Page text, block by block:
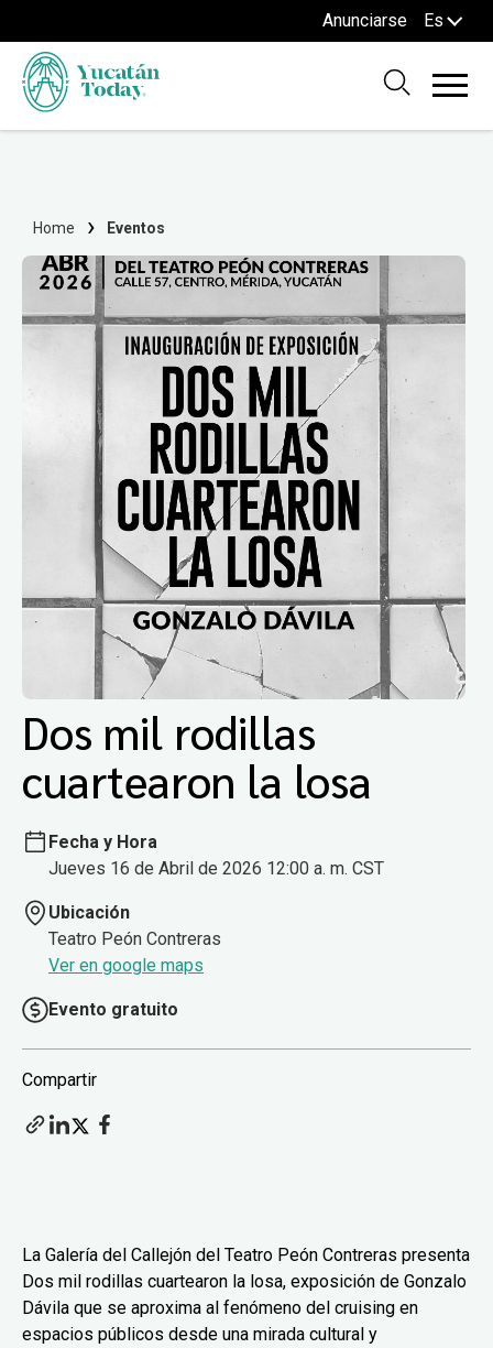
Anunciarse Es
Home Eventos
Dos mil rodillas
cuartearon la losa
Fecha y Hora
Jueves 16 de Abril de 2026 12:00 a. m. CST
Ubicación
Teatro Peón Contreras
Ver en google maps
Evento gratuito
Compartir
La Galería del Callejón del Teatro Peón Contreras presenta
Dos mil rodillas cuartearon la losa, exposición de Gonzalo
Dávila que se aproxima al fenómeno del cruising en
espacios públicos desde una mirada cultural y